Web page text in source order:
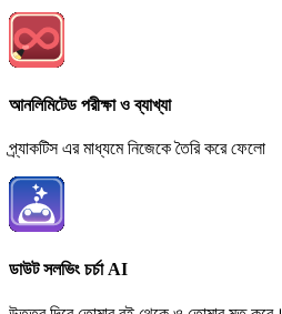
আনলিমিটেড পরীক্ষা ও ব্যাখ্যা
প্র্যাকটিস এর মাধ্যমে নিজেকে তৈরি করে ফেলো
ডাউট সলভিং চর্চা AI